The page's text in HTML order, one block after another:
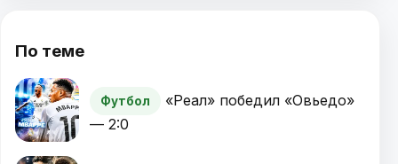
По теме
Футбол
«Реал» победил «Овьедо»
— 2:0